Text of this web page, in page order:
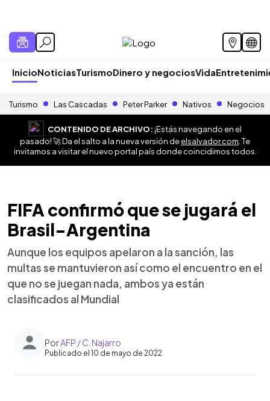
InicioNoticiasTurismoDinero y negociosVida
Turismo Las Cascadas Peter Parker Nativos Negocios
CONTENIDO DE ARCHIVO:¡Estás navegando en el
pasado! 🚀 Da el salto a la nueva versión deelsalvador.com . Te
invitamos a visitar el nuevo portal país donde coincidimos todos.
FIFA confirmó que se jugará el
Brasil-Argentina
Aunque los equipos apelaron a la sanción, las
multas se mantuvieron así como el encuentro en el
que no se juegan nada, ambos ya están
clasificados al Mundial
PorAFP / C. Najarro
Publicado el 10 de mayo de 2022